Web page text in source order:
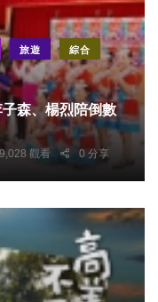
旅遊 綜合
森、楊烈陪倒數
9,028 觀看 0 分享